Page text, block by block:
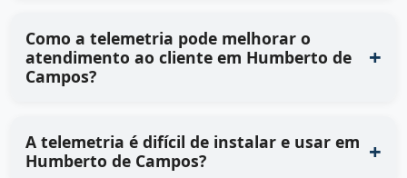
Como a telemetria pode melhorar o
atendimento ao cliente em Humberto de
Campos?
A telemetria é difícil de instalar e usar em
Humberto de Campos?